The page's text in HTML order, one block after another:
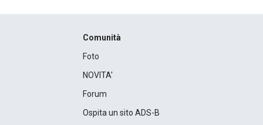
Comunità
Foto
NOVITA'
Forum
Ospita un sito ADS-B